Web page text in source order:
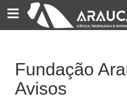
FUNDAÇÃO
ARAUCÁRIA
Fundação
Avisos